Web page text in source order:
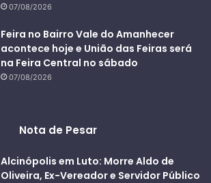
07/08/2026
Feira no Bairro Vale do Amanhecer
acontece hoje e União das Feiras será
na Feira Central no sábado
07/08/2026
Nota de Pesar
Alcinópolis em Luto: Morre Aldo de
Oliveira, Ex-Vereador e Servidor Público